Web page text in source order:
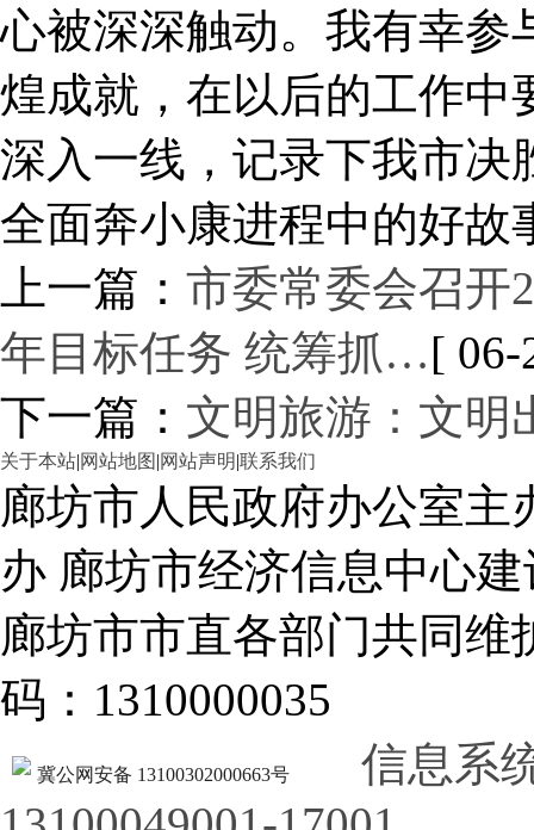
心被深深触动。我有幸参
煌成就，在以后的工作中
深入一线，记录下我市决
全面奔小康进程中的好故
上一篇： 市委常委会召开
年目标任务 统筹抓…[ 06-
下一篇： 文明旅游：文明
关于本站|网站地图 |网站声明|联系我们
廊坊市人民政府办公室
办 廊坊市经济信息中心建
廊坊市市直各部门共同
码：1310000035
冀公网安备 13100302000663号
信息系